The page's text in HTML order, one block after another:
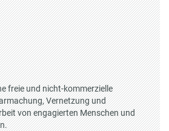
freie und nicht-kommerzielle
Vernetzung und
von engagierten Menschen und